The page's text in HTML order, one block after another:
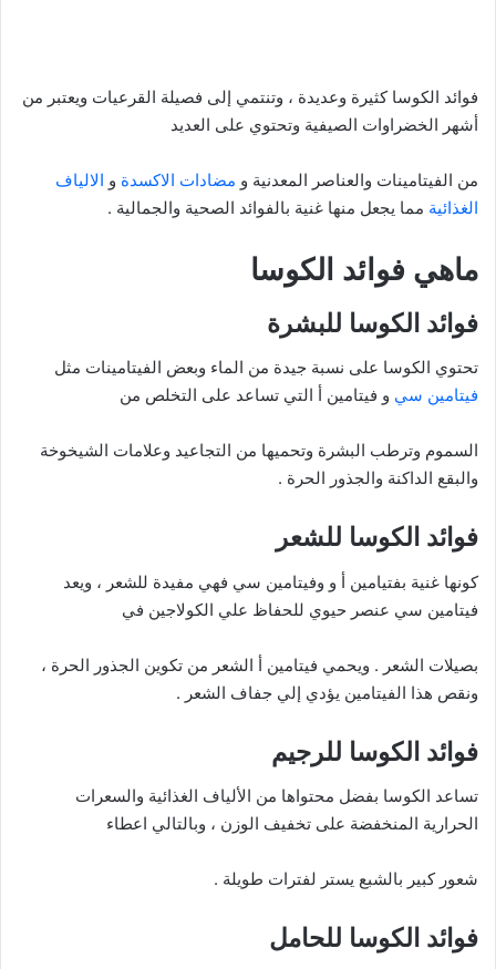
فوائد الكوسا كثيرة وعديدة ، وتنتمي إلى فصيلة القرعيات ويعتبر من
أشهر الخضراوات الصيفية وتحتوي على العديد
من الفيتامينات والعناصر المعدنية و مضادات الاكسدة و الالياف
الغذائية مما يجعل منها غنية بالفوائد الصحية والجمالية .
ماهي فوائد الكوسا
فوائد الكوسا للبشرة
تحتوي الكوسا على نسبة جيدة من الماء وبعض الفيتامينات مثل
فيتامين سي و فيتامين أ التي تساعد على التخلص من
السموم وترطب البشرة وتحميها من التجاعيد وعلامات الشيخوخة
والبقع الداكنة والجذور الحرة .
فوائد الكوسا للشعر
كونها غنية بفتيامين أ و وفيتامين سي فهي مفيدة للشعر ، ويعد
فيتامين سي عنصر حيوي للحفاظ علي الكولاجين في
بصيلات الشعر . ويحمي فيتامين أ الشعر من تكوين الجذور الحرة ،
ونقص هذا الفيتامين يؤدي إلي جفاف الشعر .
فوائد الكوسا للرجيم
تساعد الكوسا بفضل محتواها من الألياف الغذائية والسعرات
الحرارية المنخفضة على تخفيف الوزن ، وبالتالي اعطاء
شعور كبير بالشبع يستر لفترات طويلة .
فوائد الكوسا للحامل